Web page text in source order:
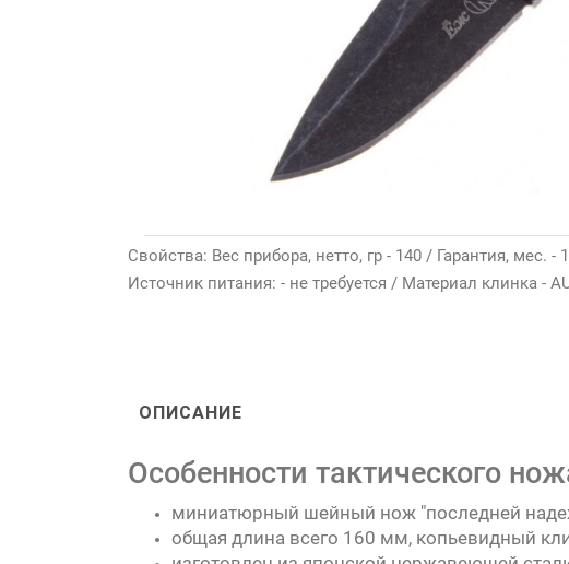
Свойства: Вес прибора, нетто, гр - 140 / Гарантия, мес.
Источник питания: - не требуется / Материал клинка -
ОПИСАНИЕ
Особенности тактического
миниатюрный шейный нож "последней
общая длина всего 160 мм, копьевидный